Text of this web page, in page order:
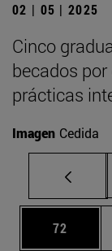
02 | 05 | 2025
Cinco
becados
prácticas
Imagen Cedida
Página
72